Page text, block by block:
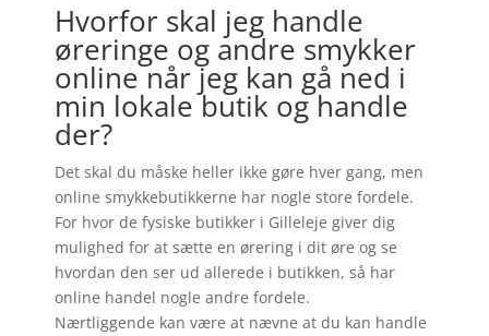
Hvorfor skal jeg handle
øreringe og andre smykker
online når jeg kan gå ned i
min lokale butik og handle
der?
Det skal du måske heller ikke gøre hver gang, men
online smykkebutikkerne har nogle store fordele.
For hvor de fysiske butikker i Gilleleje giver dig
mulighed for at sætte en ørering i dit øre og se
hvordan den ser ud allerede i butikken, så har
online handel nogle andre fordele.
Nærtliggende kan være at nævne at du kan handle